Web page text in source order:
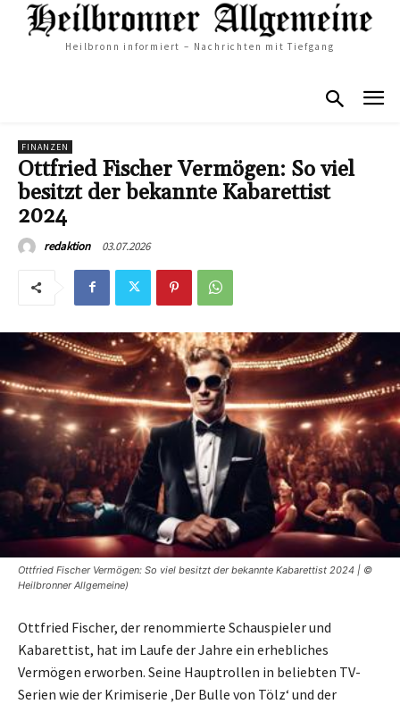
Heilbronn informiert – Nachrichten mit Tiefgang
FINANZEN
Ottfried Fischer Vermögen: So viel
besitzt der bekannte Kabarettist
2024
redaktion 03.07.2026
Ottfried Fischer Vermögen: So viel besitzt der bekannte Kabarettist 2024 | ©
Heilbronner Allgemeine)
Ottfried Fischer, der renommierte Schauspieler und
Kabarettist, hat im Laufe der Jahre ein erhebliches
Vermögen erworben. Seine Hauptrollen in beliebten TV-
Serien wie der Krimiserie ‚Der Bulle von Tölz‘ und der